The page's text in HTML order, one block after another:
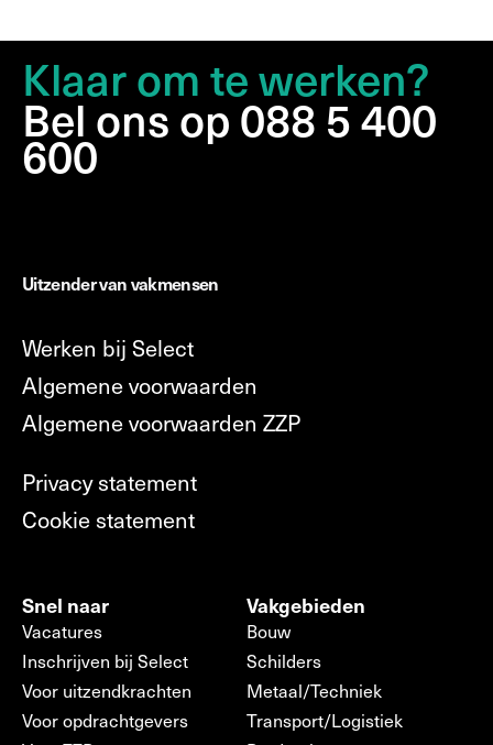
Klaar om te werken?
Bel ons op 088 5 400
600
Uitzender van vakmensen
Werken bij Select
Algemene voorwaarden
Algemene voorwaarden ZZP
Privacy statement
Cookie statement
Snel naar
Vacatures
Inschrijven bij Select
Voor uitzendkrachten
Voor opdrachtgevers
Vakgebieden
Bouw
Schilders
Metaal/Techniek
Transport/Logistiek